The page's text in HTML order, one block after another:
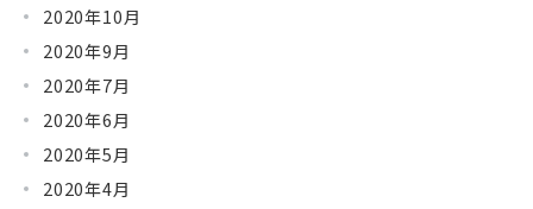
2020年10月
2020年9月
2020年7月
2020年6月
2020年5月
2020年4月